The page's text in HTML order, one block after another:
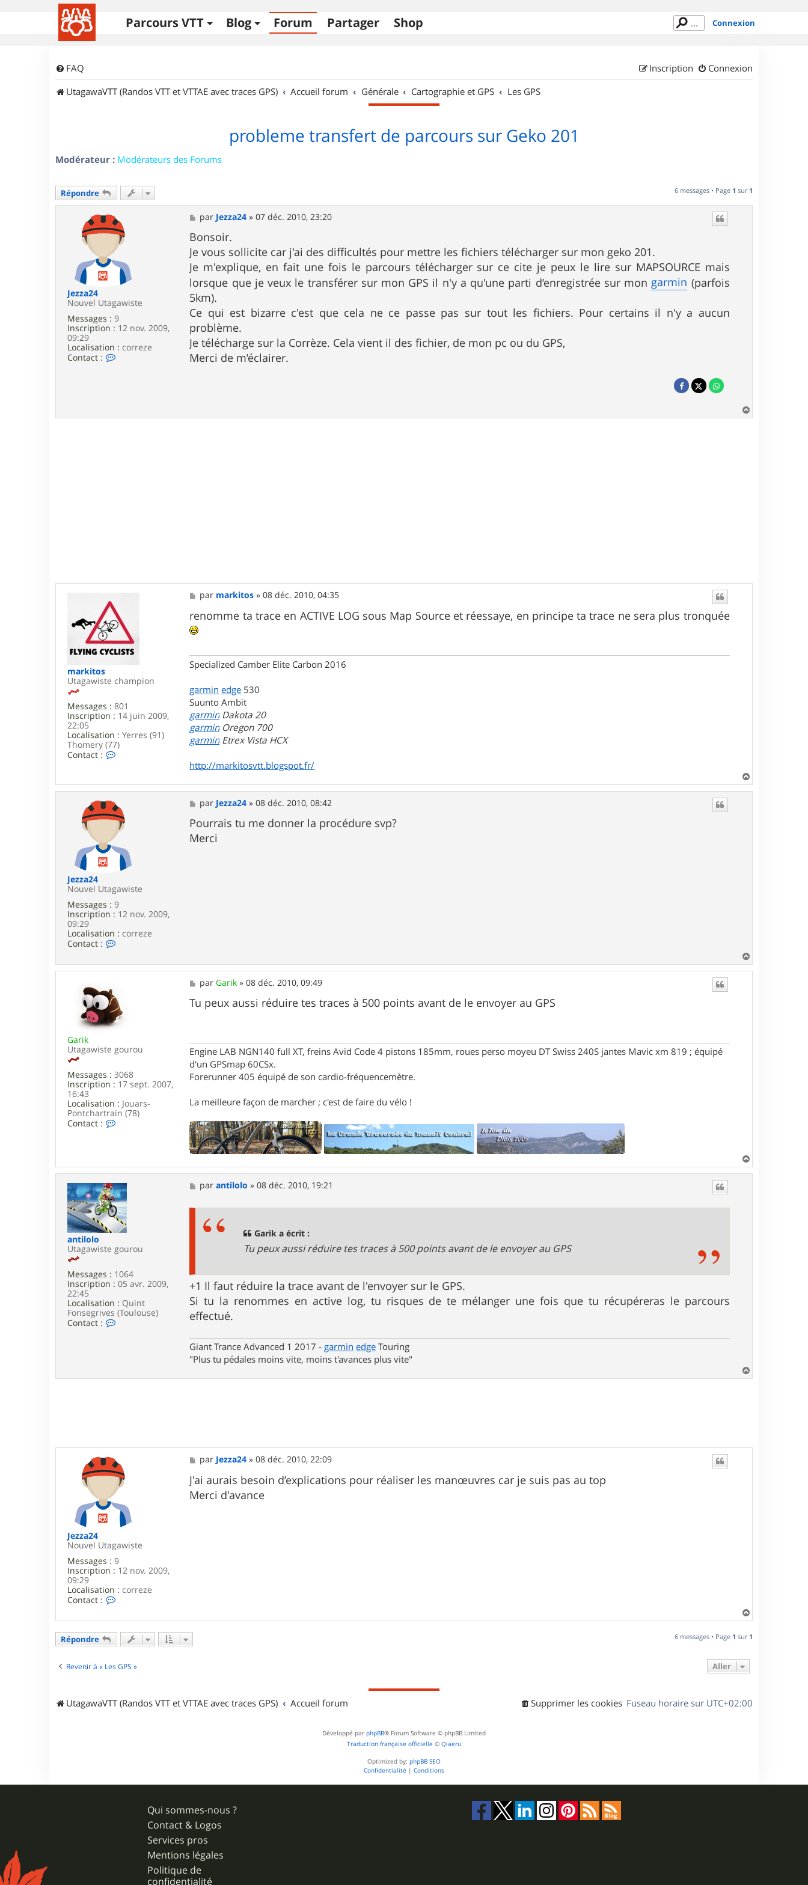
Parcours VTT Blog Forum Partager Shop Connexion
FAQ Connexion
Inscription
UtagawaVTT (Randos VTT et VTTAE avec traces GPS)
Accueil forum Générale Cartographie et GPS Les GPS
probleme transfert de parcours sur Geko 201
Modérateur : Modérateurs des Forums
Répondre 6 messages • Page 1 sur 1
Jezza24
Nouvel Utagawiste
Messages : 9
Inscription : 12 nov. 2009,
09:29
Localisation : correze
Contact :
M
e
s
s
a
g
e
par Jezza24 »07 déc. 2010, 23:20
Bonsoir.
Je vous sollicite car j'ai des difficultés pour mettre les fichiers télécharger sur mon geko 201.
Je m'explique, en fait une fois le parcours télécharger sur ce cite je peux le lire sur MAPSOURCE mais
lorsque que je veux le transférer sur mon GPS il n'y a qu'une parti d’enregistrée sur mongarmin (parfois
5km).
Ce qui est bizarre c'est que cela ne ce passe pas sur tout les fichiers. Pour certains il n'y a aucun
problème.
Je télécharge sur la Corrèze. Cela vient il des fichier, de mon pc ou du GPS,
Merci de m’éclairer.
a
markitos
Utagawiste champion
Messages : 801
Inscription : 14 juin 2009,
22:05
Localisation : Yerres (91)
Thomery (77)
Contact :
t
a
t
e
r
a
r
k
t
s
M
e
s
s
a
par markitos »08 déc. 2010, 04:35
renomme ta trace en ACTIVE LOG sous Map Source et réessaye, en principe ta trace ne sera plus tronquée
Specialized Camber Elite Carbon 2016
garmin edge 530
Suunto Ambit
garmin Dakota 20
garmin Oregon 700
garmin Etrex Vista HCX
http://markitosvtt.blogspot.fr/
a
Jezza24
Nouvel Utagawiste
Messages : 9
Inscription : 12 nov. 2009,
09:29
Localisation : correze
Contact :
t
t
e
r
J
z
z
2
4
M
e
s
s
a
par Jezza24 »08 déc. 2010, 08:42
Pourrais tu me donner la procédure svp?
Merci
a
u
Garik
Utagawiste gourou
Messages : 3068
Inscription : 17 sept. 2007,
16:43
Localisation : Jouars-
Pontchartrain (78)
Contact :
c
e
r
G
a
r
k
M
e
s
s
parGarik »08 déc. 2010, 09:49
Tu peux aussi réduire tes traces à 500 points avant de le envoyer au GPS
Engine LAB NGN140 full XT, freins Avid Code 4 pistons 185mm, roues perso moyeu DT Swiss 240S jantes Mavic xm 819 ; équipé
d'un GPSmap 60CSx.
Forerunner 405 équipé de son cardio-fréquencemètre.
La meilleure façon de marcher ; c'est de faire du vélo !
a
antilolo
Utagawiste gourou
Messages : 1064
Inscription : 05 avr. 2009,
22:45
Localisation : Quint
Fonsegrives (Toulouse)
Contact :
t
l
l
o
M
e
parantilolo »08 déc. 2010, 19:21
Garik a écrit :
Tu peux aussi réduire tes traces à 500 points avant de le envoyer au GPS
+1 Il faut réduire la trace avant de l'envoyer sur le GPS.
Si tu la renommes en active log, tu risques de te mélanger une fois que tu récupéreras le parcours
effectué.
Giant Trance Advanced 1 2017 - garmin edge Touring
"Plus tu pédales moins vite, moins t'avances plus vite"
a
Jezza24
Nouvel Utagawiste
Messages : 9
Inscription : 12 nov. 2009,
09:29
Localisation : correze
Contact :
n
c
e
z
M
e
s
s
a
par Jezza24 »08 déc. 2010, 22:09
J'ai aurais besoin d’explications pour réaliser les manœuvres car je suis pas au top
Merci d'avance
a
t
Répondre 6 messages • Page 1 sur 1
Revenir à « Les GPS » Aller
UtagawaVTT (Randos VTT et VTTAE avec traces GPS) Accueil forum Fuseau horaire sur UTC+02:00
Supprimer les cookies
Développé par phpBB® Forum Software © phpBB Limited
Traduction française officielle © Qiaeru
Optimized by: phpBB SEO
Confidentialité | Conditions
Qui sommes-nous ?
Contact & Logos
Services pros
Mentions légales
Politique de
confidentialité